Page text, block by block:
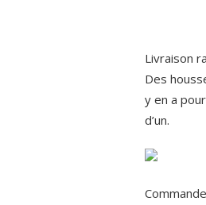
Livraison
Des
y en a
d’un.